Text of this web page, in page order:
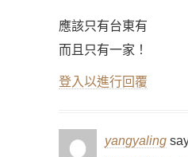
應該只有台東有
而且只有一家！
登入以進行回覆
yangyaling